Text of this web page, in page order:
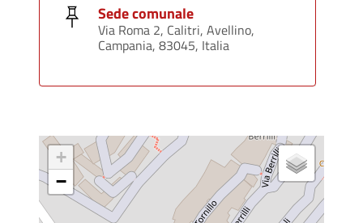
Sede comunale
Via Roma 2, Calitri, Avellino,
Campania, 83045, Italia
+
−